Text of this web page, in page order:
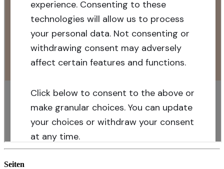
Seiten